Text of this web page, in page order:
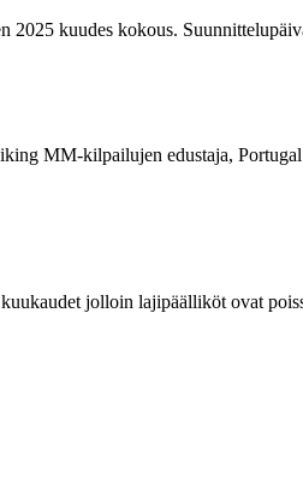
2025 kuudes kokous.
MM-kilpailujen edustaja,
jolloin lajipäälliköt ovat